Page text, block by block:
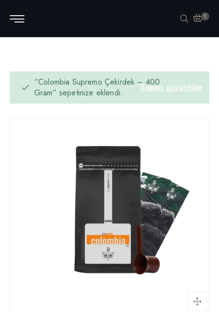
1
Sepeti görüntüle
“Colombia Supremo Çekirdek – 400
Gram” sepetinize eklendi.